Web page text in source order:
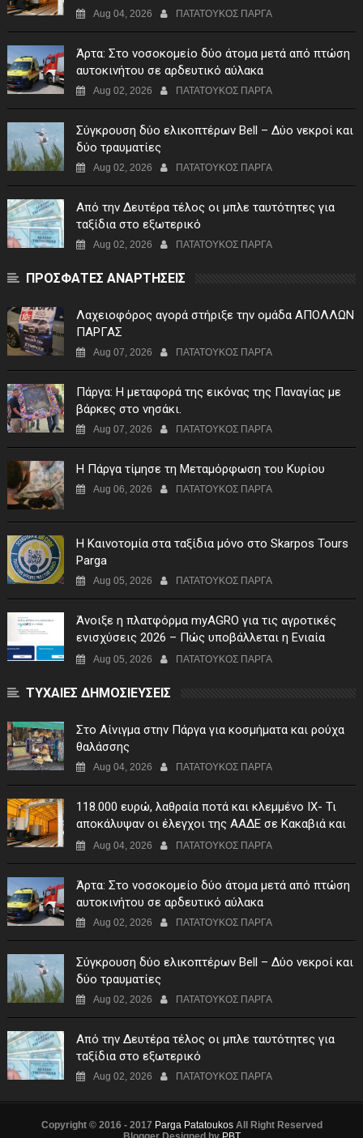
Μαυρομάτι
Aug 04, 2026 ΠΑΤΑΤΟΥΚΟΣ ΠΑΡΓΑ
Άρτα: Στο νοσοκομείο δύο άτομα μετά από πτώση
αυτοκινήτου σε αρδευτικό αύλακα
Aug 02, 2026 ΠΑΤΑΤΟΥΚΟΣ ΠΑΡΓΑ
Σύγκρουση δύο ελικοπτέρων Bell – Δύο νεκροί και
δύο τραυματίες
Aug 02, 2026 ΠΑΤΑΤΟΥΚΟΣ ΠΑΡΓΑ
Από την Δευτέρα τέλος οι μπλε ταυτότητες για
ταξίδια στο εξωτερικό
Aug 02, 2026 ΠΑΤΑΤΟΥΚΟΣ ΠΑΡΓΑ
ΠΡΟΣΦΑΤΕΣ ΑΝΑΡΤΗΣΕΙΣ
Λαχειοφόρος αγορά στήριξε την ομάδα ΑΠΟΛΛΩΝ
ΠΑΡΓΑΣ
Aug 07, 2026 ΠΑΤΑΤΟΥΚΟΣ ΠΑΡΓΑ
Πάργα: Η μεταφορά της εικόνας της Παναγίας με
βάρκες στο νησάκι.
Aug 07, 2026 ΠΑΤΑΤΟΥΚΟΣ ΠΑΡΓΑ
Η Πάργα τίμησε τη Μεταμόρφωση του Κυρίου
Aug 06, 2026 ΠΑΤΑΤΟΥΚΟΣ ΠΑΡΓΑ
Η Καινοτομία στα ταξίδια μόνο στο Skarpos Tours
Parga
Aug 05, 2026 ΠΑΤΑΤΟΥΚΟΣ ΠΑΡΓΑ
Άνοιξε η πλατφόρμα myAGRO για τις αγροτικές
ενισχύσεις 2026 – Πώς υποβάλλεται η Ενιαία
Αίτηση Ενίσχυσης
Aug 05, 2026 ΠΑΤΑΤΟΥΚΟΣ ΠΑΡΓΑ
ΤΥΧΑΙΕΣ ΔΗΜΟΣΙΕΥΣΕΙΣ
Στο Αίνιγμα στην Πάργα για κοσμήματα και ρούχα
θαλάσσης
Aug 04, 2026 ΠΑΤΑΤΟΥΚΟΣ ΠΑΡΓΑ
118.000 ευρώ, λαθραία ποτά και κλεμμένο ΙΧ- Τι
αποκάλυψαν οι έλεγχοι της ΑΑΔΕ σε Κακαβιά και
Μαυρομάτι
Aug 04, 2026 ΠΑΤΑΤΟΥΚΟΣ ΠΑΡΓΑ
Άρτα: Στο νοσοκομείο δύο άτομα μετά από πτώση
αυτοκινήτου σε αρδευτικό αύλακα
Aug 02, 2026 ΠΑΤΑΤΟΥΚΟΣ ΠΑΡΓΑ
Σύγκρουση δύο ελικοπτέρων Bell – Δύο νεκροί και
δύο τραυματίες
Aug 02, 2026 ΠΑΤΑΤΟΥΚΟΣ ΠΑΡΓΑ
Από την Δευτέρα τέλος οι μπλε ταυτότητες για
ταξίδια στο εξωτερικό
Aug 02, 2026 ΠΑΤΑΤΟΥΚΟΣ ΠΑΡΓΑ
Copyright © 2016 - 2017 Parga PatatoukosAll Right Reserved